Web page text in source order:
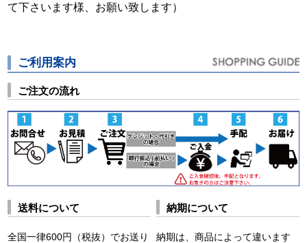
て下さいます様、お願い致します）
ご利用案内
ご注文の流れ
送料について
全国一律600円（税抜）でお送り
納期について
納期は、商品によって違います